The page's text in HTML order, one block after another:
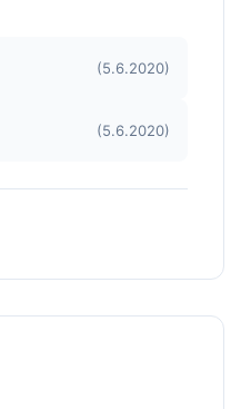
(5.6.2020)
(5.6.2020)